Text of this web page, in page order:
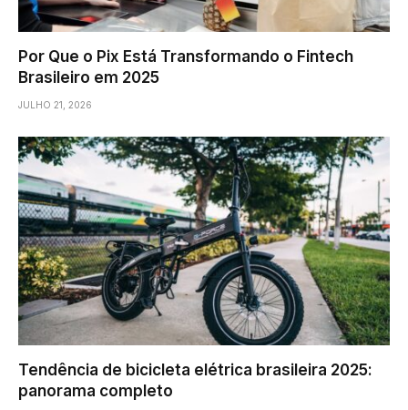
Por Que o Pix Está Transformando o Fintech
Brasileiro em 2025
JULHO 21, 2026
Tendência de bicicleta elétrica brasileira 2025:
panorama completo